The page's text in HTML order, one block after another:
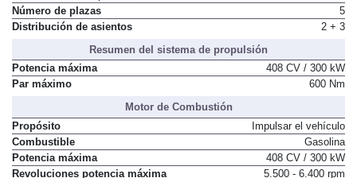
de asientos disponibles
Número de plazas
5
Resumen del sistema de propulsión
Potencia máxima
408 CV / 300 kW
Motor de Combustión
Propósito
Impulsar el vehículo
Combustible
Gasolina
Potencia máxima
408 CV / 300 kW